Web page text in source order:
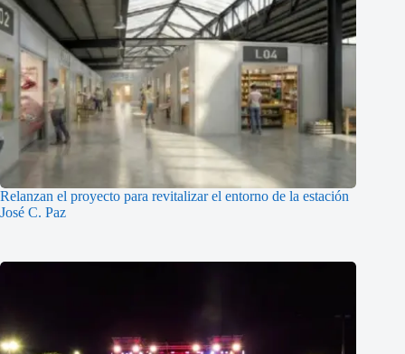
Relanzan el proyecto para revitalizar el entorno de la estación
José C. Paz